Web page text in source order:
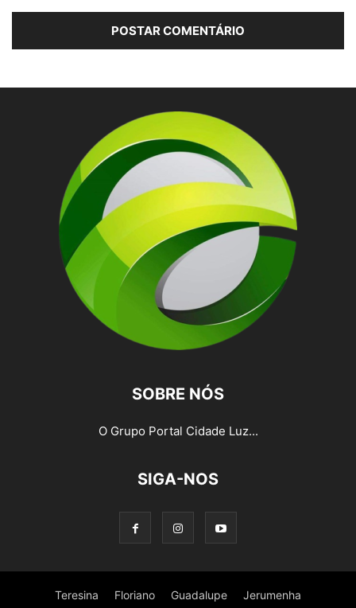
SOBRE NÓS
O Grupo Portal Cidade Luz...
SIGA-NOS
Teresina Floriano Guadalupe Jerumenha